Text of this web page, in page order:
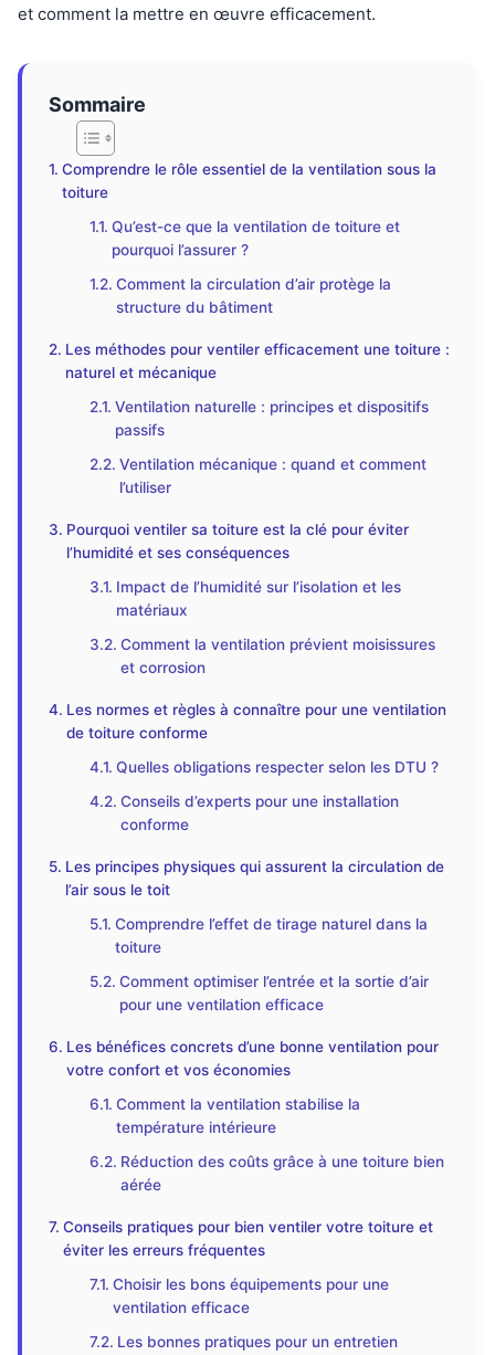
et comment la mettre en œuvre efficacement.
Sommaire
Comprendre le rôle essentiel de la ventilation sous la
toiture
Qu’est-ce que la ventilation de toiture et
pourquoi l’assurer ?
Comment la circulation d’air protège la
structure du bâtiment
Les méthodes pour ventiler efficacement une toiture :
naturel et mécanique
Ventilation naturelle : principes et dispositifs
passifs
Ventilation mécanique : quand et comment
l’utiliser
Pourquoi ventiler sa toiture est la clé pour éviter
l’humidité et ses conséquences
Impact de l’humidité sur l’isolation et les
matériaux
Comment la ventilation prévient moisissures
et corrosion
Les normes et règles à connaître pour une ventilation
de toiture conforme
Quelles obligations respecter selon les DTU ?
Conseils d’experts pour une installation
conforme
Les principes physiques qui assurent la circulation de
l’air sous le toit
Comprendre l’effet de tirage naturel dans la
toiture
Comment optimiser l’entrée et la sortie d’air
pour une ventilation efficace
Les bénéfices concrets d’une bonne ventilation pour
votre confort et vos économies
Comment la ventilation stabilise la
température intérieure
Réduction des coûts grâce à une toiture bien
aérée
Conseils pratiques pour bien ventiler votre toiture et
éviter les erreurs fréquentes
Choisir les bons équipements pour une
ventilation efficace
Les bonnes pratiques pour un entretien